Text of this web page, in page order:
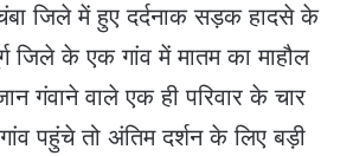
जिले में हुए दर्दनाक सड़क हादसे के
जिले के एक गांव में मातम का माहौल
गंवाने वाले एक ही परिवार के चार
पहुंचे तो अंतिम दर्शन के लिए बड़ी